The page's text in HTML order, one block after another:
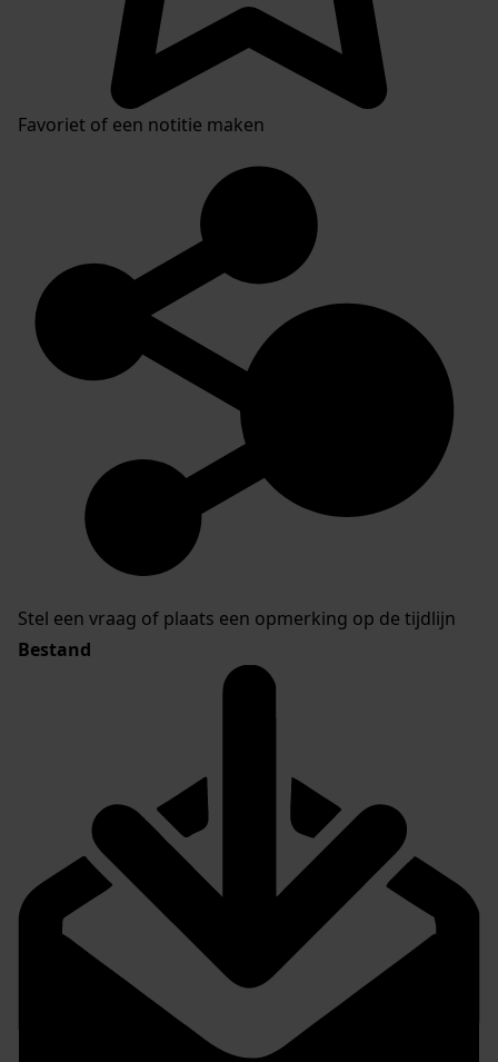
Favoriet of een notitie maken
Stel een vraag of plaats een opmerking op de tijdlijn
Bestand